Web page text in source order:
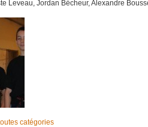
Leveau, Jordan Bécheur, Alexandre
catégories